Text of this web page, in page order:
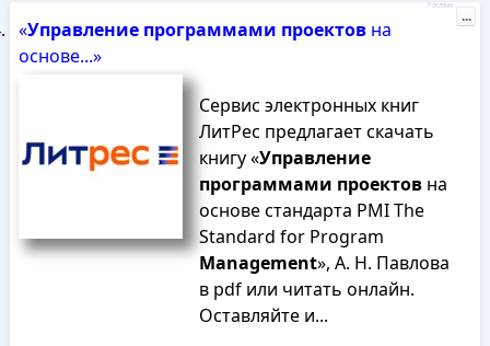
«Управление программами проектовна
основе...»
Сервис электронных книг
ЛитРес предлагает скачать
книгу «Управление
программами проектовна
основе стандарта PMI The
Standard for Program
Management», А. Н. Павлова
в pdf или читать онлайн.
Оставляйте и...
Реклама
...